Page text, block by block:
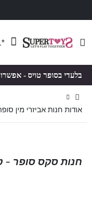
Toggle
*5061
בלעדי בסופר טויס -
אודות חנות אביזרי מין
חנות סקס סופר -